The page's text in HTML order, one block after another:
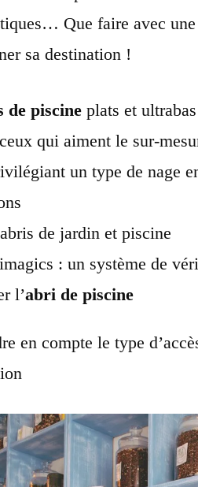
Que faire avec
sa destination !
de piscine plats et ultrabas
qui aiment le sur-
un type de nage
de jardin et piscine
: un système de
l’abri de piscine
en compte le type